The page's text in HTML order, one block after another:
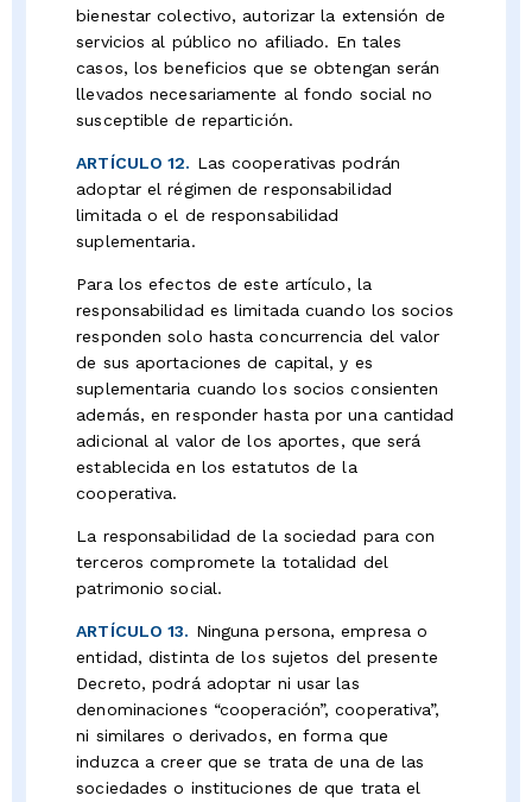
bienestar colectivo, autorizar la extensión de
servicios al público no afiliado. En tales
casos, los beneficios que se obtengan serán
llevados necesariamente al fondo social no
susceptible de repartición.
ARTÍCULO 12. Las cooperativas podrán
adoptar el régimen de responsabilidad
limitada o el de responsabilidad
suplementaria.
Para los efectos de este artículo, la
responsabilidad es limitada cuando los socios
responden solo hasta concurrencia del valor
de sus aportaciones de capital, y es
suplementaria cuando los socios consienten
además, en responder hasta por una cantidad
adicional al valor de los aportes, que será
establecida en los estatutos de la
cooperativa.
La responsabilidad de la sociedad para con
terceros compromete la totalidad del
patrimonio social.
ARTÍCULO 13. Ninguna persona, empresa o
entidad, distinta de los sujetos del presente
Decreto, podrá adoptar ni usar las
denominaciones “cooperación”, cooperativa”,
ni similares o derivados, en forma que
induzca a creer que se trata de una de las
sociedades o instituciones de que trata el